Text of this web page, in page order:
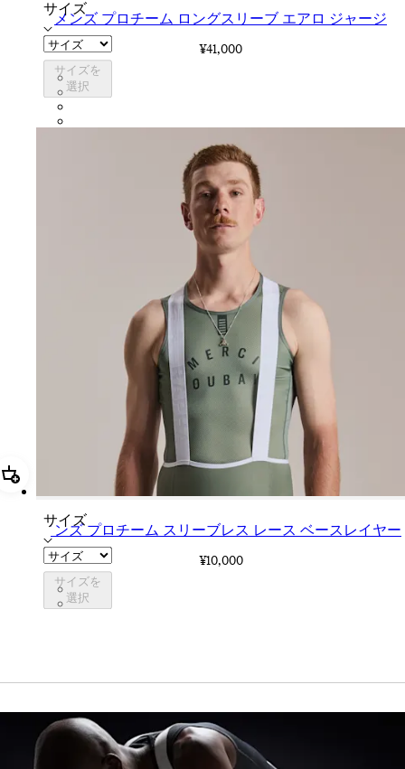
サイズ
サイズを
選択
メンズ プロチーム ロングスリーブ エアロ ジャージ
¥41,000
CUO01XXWHT
CUO01XXQUS
追加 メンズ プロチーム スリーブレス レース ベースレイヤー
サイズ
サイズを
選択
メンズ プロチーム スリーブレス レース ベースレイヤー
¥10,000
CXB01XXSGU
CXB01XXWHT